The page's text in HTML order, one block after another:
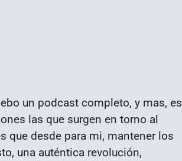
un podcast completo, y mas, es
las que surgen en torno al
que desde para mi, mantener los
una auténtica revolución,